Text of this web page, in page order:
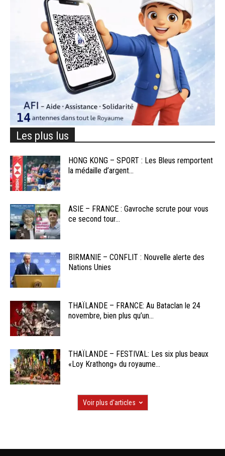
Les plus lus
HONG KONG – SPORT : Les Bleus remportent
la médaille d’argent...
ASIE – FRANCE : Gavroche scrute pour vous
ce second tour...
BIRMANIE – CONFLIT : Nouvelle alerte des
Nations Unies
THAÏLANDE – FRANCE: Au Bataclan le 24
novembre, bien plus qu’un...
THAÏLANDE – FESTIVAL: Les six plus beaux
«Loy Krathong» du royaume...
Voir plus d'articles